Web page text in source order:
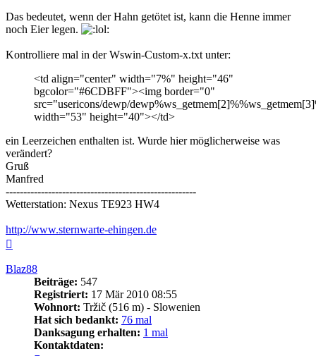
Das bedeutet, wenn der Hahn getötet ist, kann die Henne immer
noch Eier legen.
Kontrolliere mal in der Wswin-Custom-x.txt unter:
<td align="center" width="7%" height="46"
bgcolor="#6CDBFF"><img border="0"
src="usericons/dewp/
width="53" height="40"></td>
ein Leerzeichen enthalten ist. Wurde hier möglicherweise was
verändert?
Gruß
Manfred
------------------------------------------------------
Wetterstation: Nexus TE923 HW4
http://www.sternwarte-ehingen.de
Blaz88
Beiträge: 547
Registriert: 17 Mär 2010 08:55
Wohnort: Tržič (516 m) - Slowenien
Hat sich bedankt: 76 mal
Danksagung erhalten: 1 mal
Kontaktdaten: